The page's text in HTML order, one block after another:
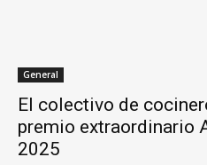
General
El colectivo de
premio extraordinario
2025